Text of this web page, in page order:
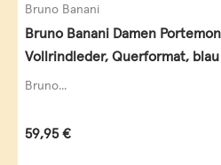
Bruno Banani
Bruno Banani Damen
Vollrindleder, Querformat, blau
Bruno...
Regulärer Preis:
59,95 €